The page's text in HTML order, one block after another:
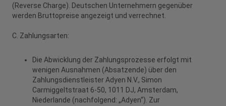
(Reverse Charge). Deutschen Unternehmern gegenüber
werden Bruttopreise angezeigt und verrechnet.
C. Zahlungsarten:
Die Abwicklung der Zahlungsprozesse erfolgt mit
wenigen Ausnahmen (Absatzende) über den
Zahlungsdienstleister Adyen N.V., Simon
Carmiggeltstraat 6-50, 1011 DJ, Amsterdam,
Niederlande (nachfolgend: „Adyen“). Zur